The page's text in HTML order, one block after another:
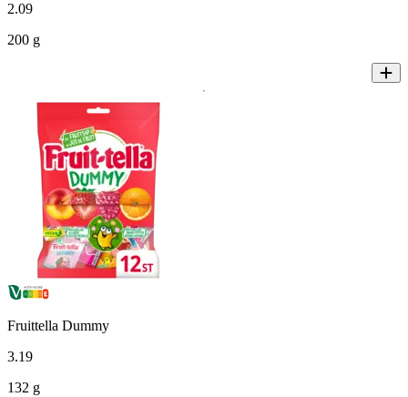
2.09
200 g
Fruittella Dummy
3.19
132 g